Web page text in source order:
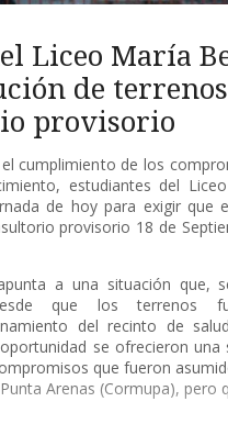
Liceo María
de
provisorio
cumplimiento de los
estudiantes del
de hoy para exigir que
provisorio 18 de
a una situación que,
que los terrenos
del recinto de
se ofrecieron una
que fueron
Arenas (Cormupa), pero